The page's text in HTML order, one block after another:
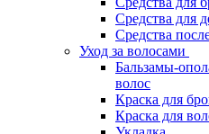
Средства для
Средства
Уход за волосами
Бальзамы-
волос
Краска для
Краска для